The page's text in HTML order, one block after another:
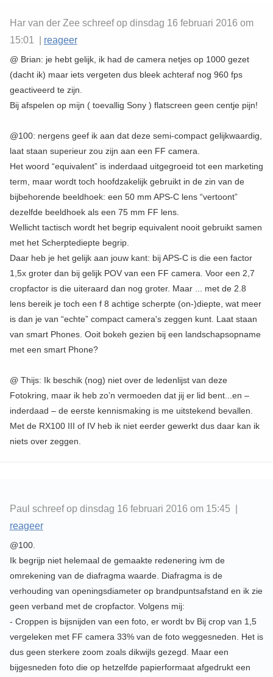
Har van der Zee schreef op dinsdag 16 februari 2016 om
15:01 | reageer
@ Brian: je hebt gelijk, ik had de camera netjes op 1000 gezet
(dacht ik) maar iets vergeten dus bleek achteraf nog 960 fps
geactiveerd te zijn.
Bij afspelen op mijn ( toevallig Sony ) flatscreen geen centje pijn!
@100: nergens geef ik aan dat deze semi-compact gelijkwaardig,
laat staan superieur zou zijn aan een FF camera.
Het woord “equivalent” is inderdaad uitgegroeid tot een marketing
term, maar wordt toch hoofdzakelijk gebruikt in de zin van de
bijbehorende beeldhoek: een 50 mm APS-C lens “vertoont”
dezelfde beeldhoek als een 75 mm FF lens.
Wellicht tactisch wordt het begrip equivalent nooit gebruikt samen
met het Scherptediepte begrip.
Daar heb je het gelijk aan jouw kant: bij APS-C is die een factor
1,5x groter dan bij gelijk POV van een FF camera. Voor een 2,7
cropfactor is die uiteraard dan nog groter. Maar ... met de 2.8
lens bereik je toch een f 8 achtige scherpte (on-)diepte, wat meer
is dan je van “echte” compact camera's zeggen kunt. Laat staan
van smart Phones. Ooit bokeh gezien bij een landschapsopname
met een smart Phone?
@ Thijs: Ik beschik (nog) niet over de ledenlijst van deze
Fotokring, maar ik heb zo’n vermoeden dat jij er lid bent...en –
inderdaad – de eerste kennismaking is me uitstekend bevallen.
Met de RX100 III of IV heb ik niet eerder gewerkt dus daar kan ik
niets over zeggen.
Paul schreef op dinsdag 16 februari 2016 om 15:45 |
reageer
@100.
Ik begrijp niet helemaal de gemaakte redenering ivm de
omrekening van de diafragma waarde. Diafragma is de
verhouding van openingsdiameter op brandpuntsafstand en ik zie
geen verband met de cropfactor. Volgens mij:
- Croppen is bijsnijden van een foto, er wordt bv Bij crop van 1,5
vergeleken met FF camera 33% van de foto weggesneden. Het is
dus geen sterkere zoom zoals dikwijls gezegd. Maar een
bijgesneden foto die op hetzelfde papierformaat afgedrukt een